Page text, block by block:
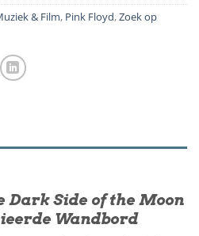
& Film, Pink Floyd,Zoek op
Dark Side of the Moon
Wandbord